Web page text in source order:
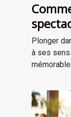
Plonger
à ses